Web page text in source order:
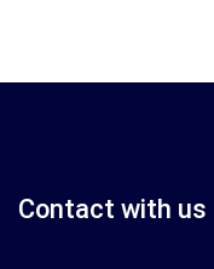
Contact with us